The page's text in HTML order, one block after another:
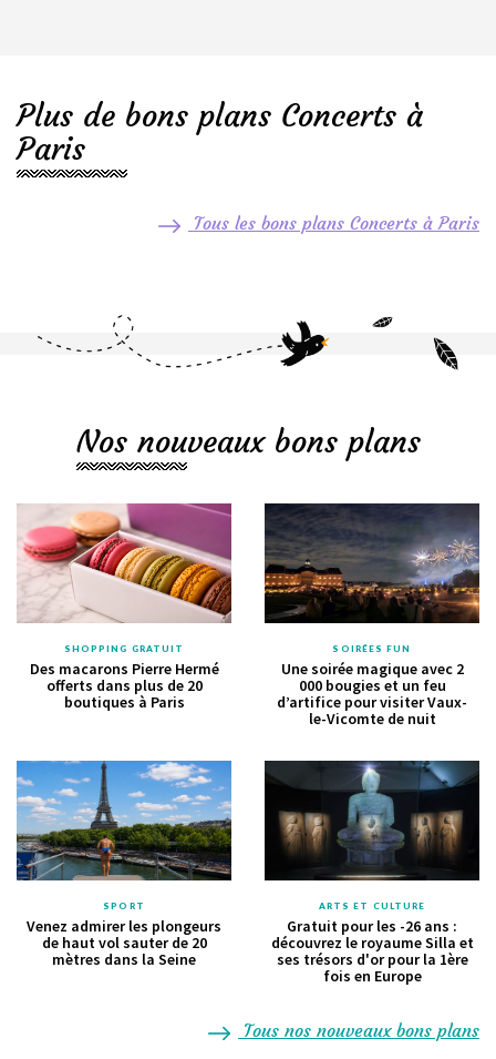
Plus de bons plans Concerts à
Paris
Tous les bons plans Concerts à Paris
Nos nouveaux bons plans
SHOPPING GRATUIT
Des macarons Pierre Hermé
offerts dans plus de 20
boutiques à Paris
SOIRÉES FUN
Une soirée magique avec 2
000 bougies et un feu
d’artifice pour visiter Vaux-
le-Vicomte de nuit
SPORT
Venez admirer les plongeurs
de haut vol sauter de 20
mètres dans la Seine
ARTS ET CULTURE
Gratuit pour les -26 ans :
découvrez le royaume Silla et
ses trésors d'or pour la 1ère
fois en Europe
Tous nos nouveaux bons plans